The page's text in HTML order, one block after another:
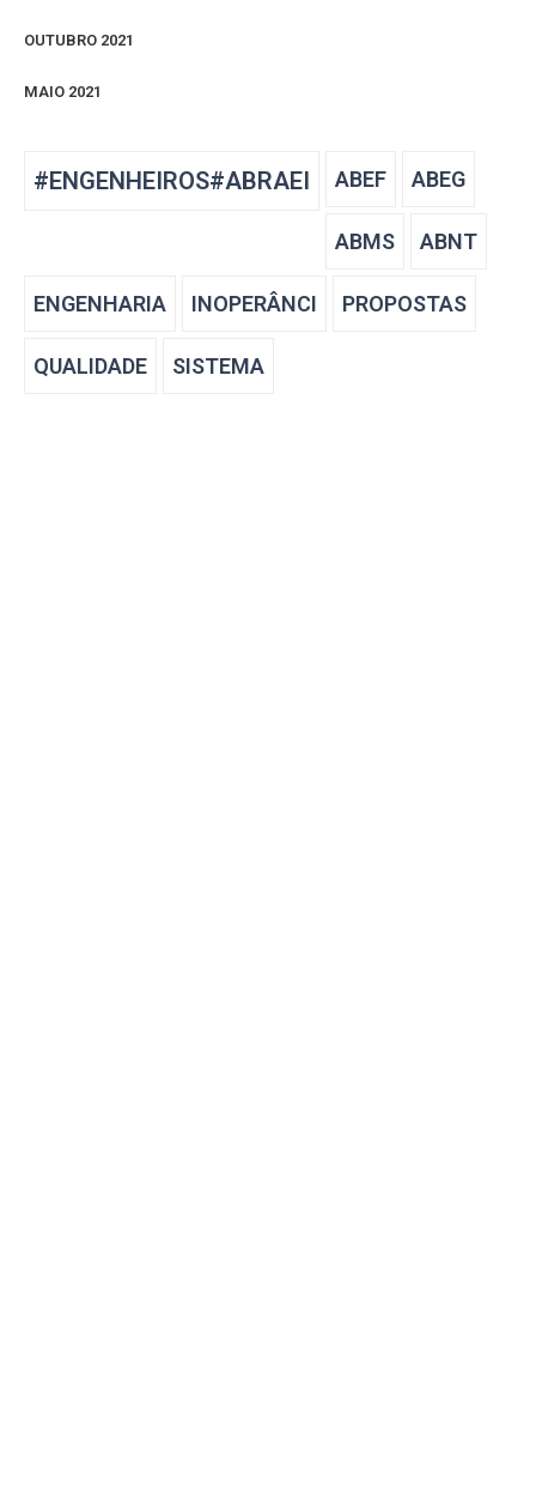
OUTUBRO 2021
MAIO 2021
#ENGENHEIROS#ABRAEI ABEF ABEG
ABMS ABNT
ENGENHARIA INOPERÂNCI PROPOSTAS
QUALIDADE SISTEMA